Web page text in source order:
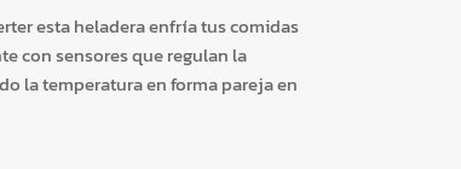
esta heladera enfría tus comidas
con sensores que regulan la
la temperatura en forma pareja en